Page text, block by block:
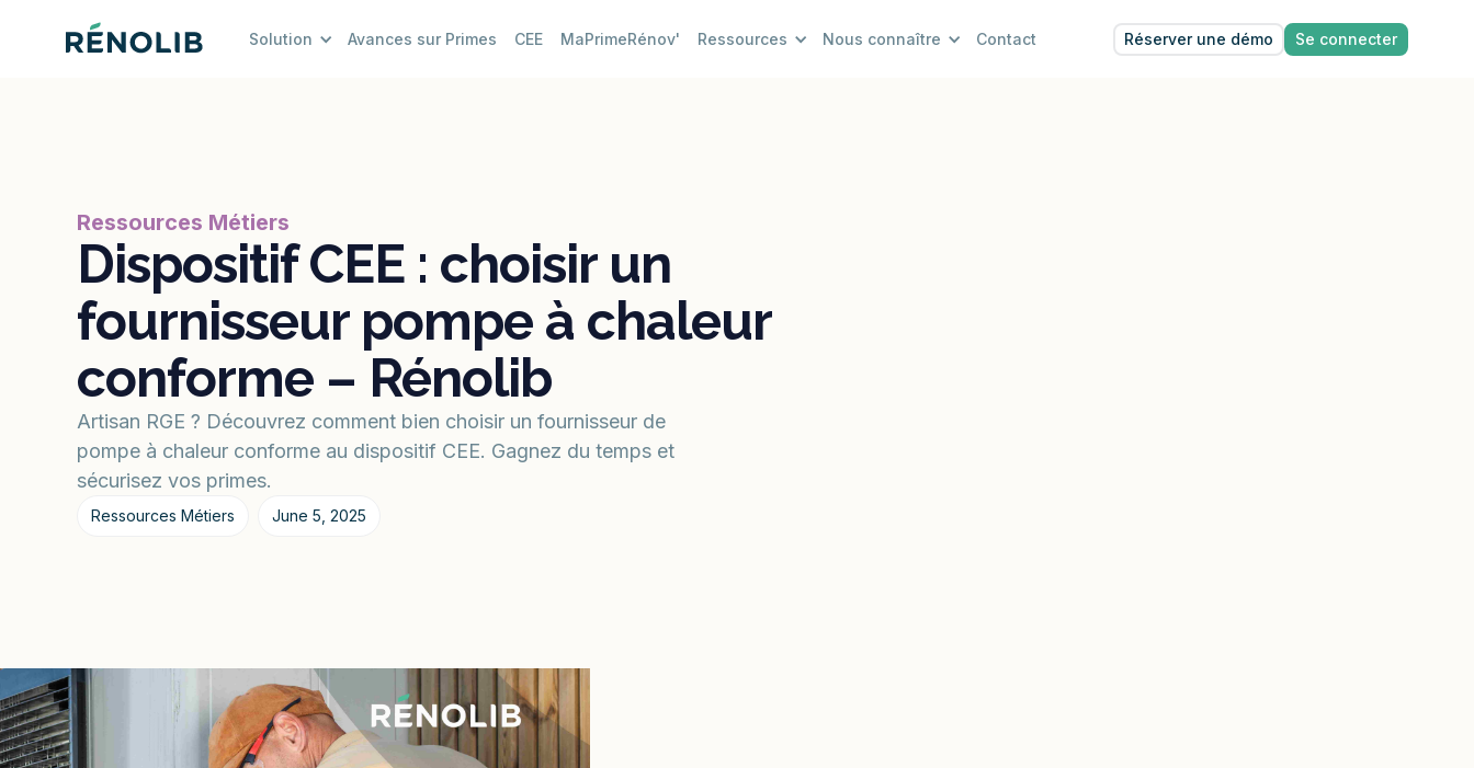
Solution Avances sur Primes CEE MaPrimeRénov' Ressources Nous connaître Contact Réserver une démo Se connecter
Ressources Métiers
Dispositif CEE : choisir un
fournisseur pompe à chaleur
conforme – Rénolib
Artisan RGE ? Découvrez comment bien choisir un fournisseur de
pompe à chaleur conforme au dispositif CEE. Gagnez du temps et
sécurisez vos primes.
Ressources Métiers June 5, 2025